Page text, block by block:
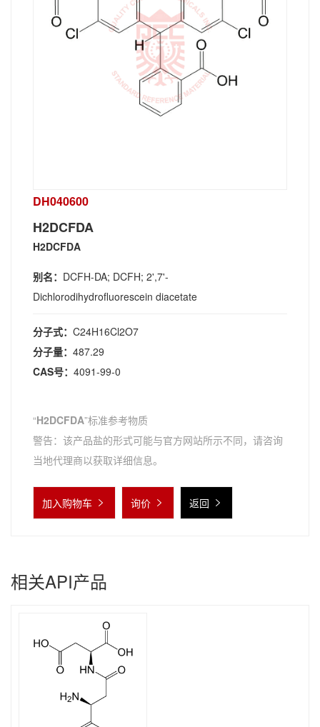
DH040600
H2DCFDA
H2DCFDA
别名： DCFH-DA; DCFH; 2',7'-
Dichlorodihydrofluorescein diacetate
分子式： C24H16Cl2O7
分子量： 487.29
CAS号： 4091-99-0
“H2DCFDA”标准参考物质
警告：该产品盐的形式可能与官方网站所示不同，请咨询
当地代理商以获取详细信息。
加入购物车 询价 返回
相关API产品